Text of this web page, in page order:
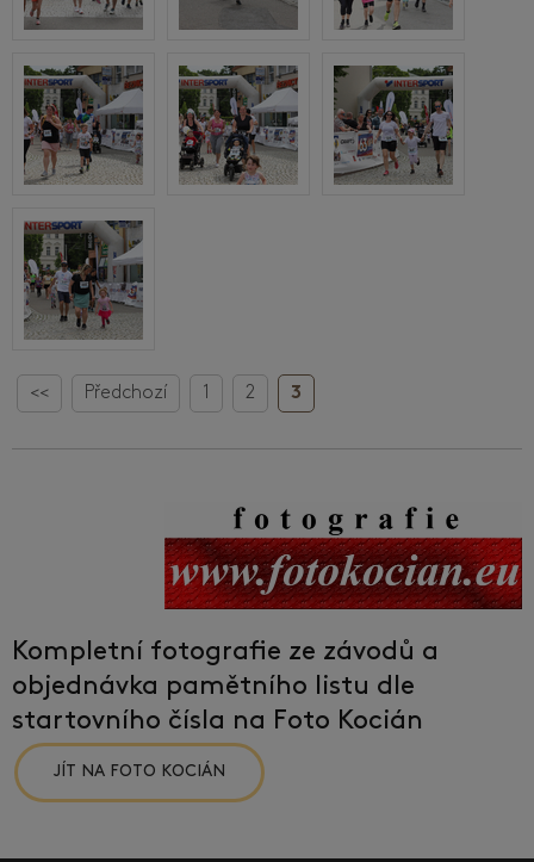
<< Předchozí 1 2 3
Kompletní fotografie ze závodů a
objednávka pamětního listu dle
startovního čísla na Foto Kocián
JÍT NA FOTO KOCIÁN